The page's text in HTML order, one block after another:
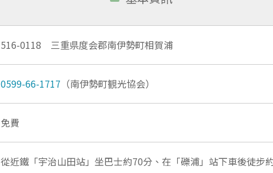
516-0118 三重県度会郡南伊勢町相賀浦
0599-66-1717 （南伊勢町観光協会）
免費
從近鐵「宇治山田站」坐巴士約70分、在「礫浦」站下車後徒步